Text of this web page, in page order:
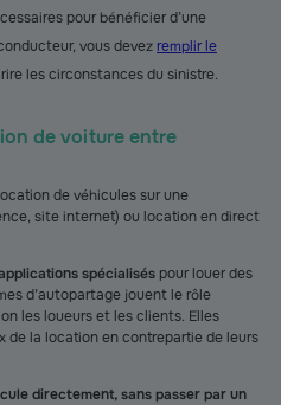
pour bénéficier d’une
vous devez remplir le
les circonstances du sinistre.
de voiture entre
de véhicules sur une
site internet) ou location en direct
spécialisés pour louer des
d’autopartage jouent le rôle
les loueurs et les clients. Elles
de la location en contrepartie de leurs
directement, sans passer par un